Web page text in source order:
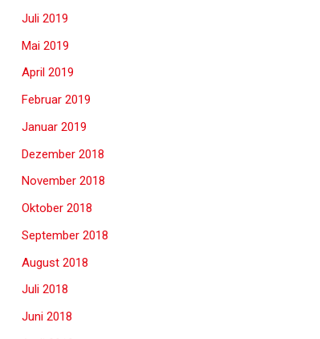
Juli 2019
Mai 2019
April 2019
Februar 2019
Januar 2019
Dezember 2018
November 2018
Oktober 2018
September 2018
August 2018
Juli 2018
Juni 2018